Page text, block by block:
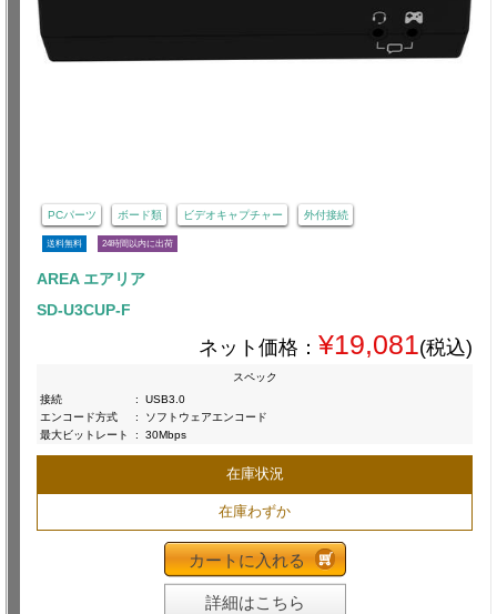
PCパーツ ボード類 ビデオキャプチャー 外付接続
送料無料 24時間以内に出荷
AREA エアリア
SD-U3CUP-F
ネット価格： ¥19,081(税込)
スペック
接続
:
USB3.0
エンコード方式
:
ソフトウェアエンコード
最大ビットレート
: 30Mbps
在庫状況
在庫わずか
カートに入れる
詳細はこちら